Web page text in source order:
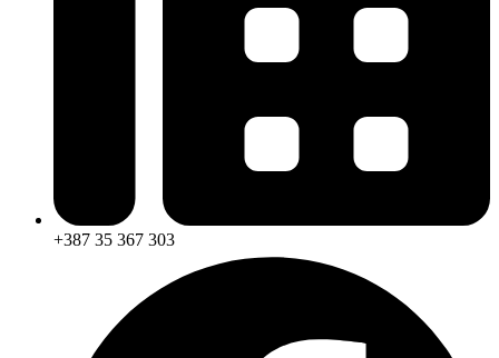
+387 35 367 303